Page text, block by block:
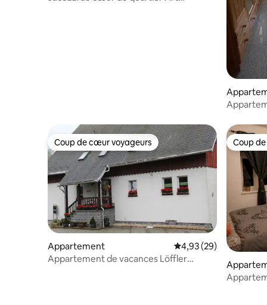
Coup de cœur voyageurs
Coup de cœur voyageurs
Appartement Évaluation moyenne
4,93 (29)
Appartement de vacances Löffler
Coup
Coup